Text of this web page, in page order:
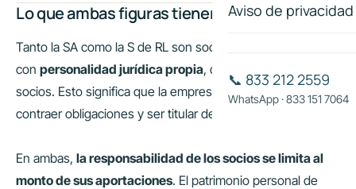
Aviso de privacidad
📞 833 212 2559
WhatsApp · 833 151 7064
Lo que ambas figuras tienen en común
Tanto la SA como la S de RL son sociedades mercantiles
con personalidad jurídica propia, distinta de la de sus
socios. Esto significa que la empresa puede contratar,
contraer obligaciones y ser titular de bienes por sí misma.
En ambas, la responsabilidad de los socios se limita al
monto de sus aportaciones. El patrimonio personal de